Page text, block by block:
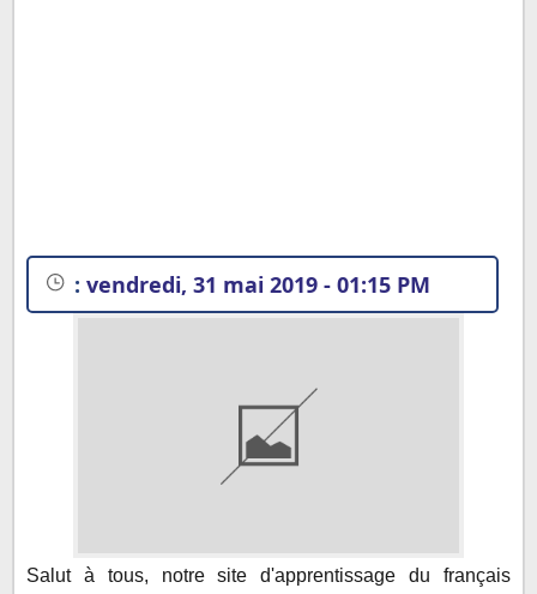
: vendredi, 31 mai 2019 - 01:15 PM
Qu'est-ce qu'un champ lexical :
Salut à tous, notre site d'apprentissage du français